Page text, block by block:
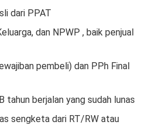
dari PPAT
dan NPWP , baik penjual
pembeli) dan PPh Final
tahun berjalan yang sudah lunas
sengketa dari RT/RW atau